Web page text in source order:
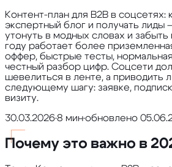
Контент-план для B2B в соцсетях:
экспертный блог и получать лиды
утонуть в модных словах и забыть
году работает более
оффер, быстрые тесты,
честный разбор цифр. Соцсети
шевелиться в ленте, а приводить
следующему шагу: заявке,
визиту.
30.03.2026•8 мин•обновлено
Почему это важно в